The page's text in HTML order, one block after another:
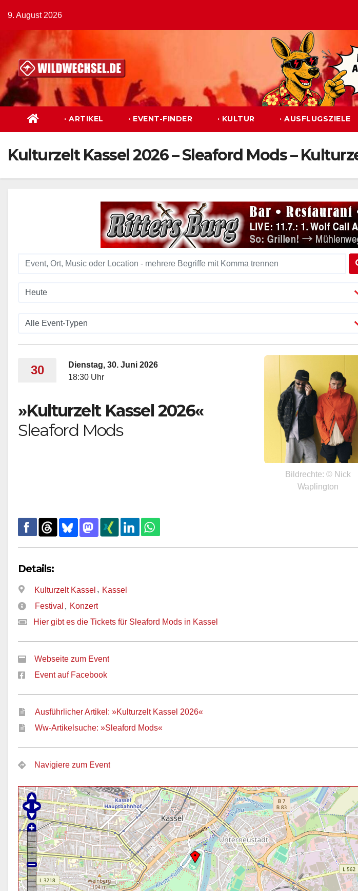
Inhalt
springen
9. August 2026
· ARTIKEL · EVENT-FINDER · KULTUR · AUSFLUGSZIELE
Kulturzelt Kassel 2026 – Sleaford Mods –
30
Dienstag, 30. Juni 2026
18:30 Uhr
»Kulturzelt Kassel 2026«
Sleaford Mods
Bildrechte: © Nick
Waplington
Details:
Kulturzelt Kassel , Kassel
Festival , Konzert
Hier gibt es die Tickets für Sleaford Mods in Kassel
Webseite zum Event
Event auf Facebook
Ausführlicher Artikel: »Kulturzelt Kassel 2026«
Ww-Artikelsuche: »Sleaford Mods«
Navigiere zum Event